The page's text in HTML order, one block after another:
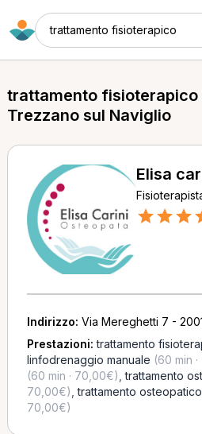
trattamento fisioterapico
trattamento fisioterapico
Trezzano sul Naviglio
Elisa
Indirizzo: Via Mereghetti 7 -
Prestazioni:trattamento
linfodrenaggio manuale (60 min
(60 min · 70,00€) ,trattamento
70,00€) ,trattamento
70,00€)